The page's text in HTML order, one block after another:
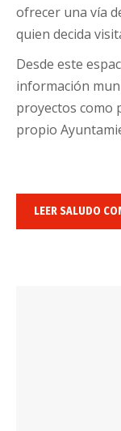
ofrecer una vía
quien decida
Desde este
información
proyectos como
propio
LEER SALUDO